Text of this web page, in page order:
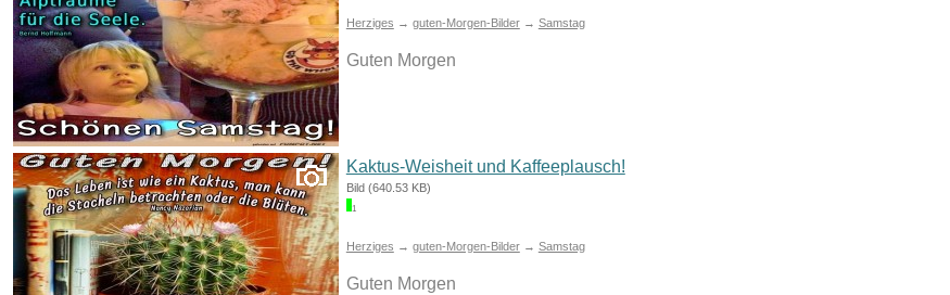
Google Play Gutschein - €...
Anzeige
Herziges → guten-Morgen-Bilder→ Samstag
Guten Morgen
Kaktus-Weisheit und Kaffeeplausch!
Bild (640.53 KB)
1
Herziges → guten-Morgen-Bilder→ Samstag
Guten Morgen